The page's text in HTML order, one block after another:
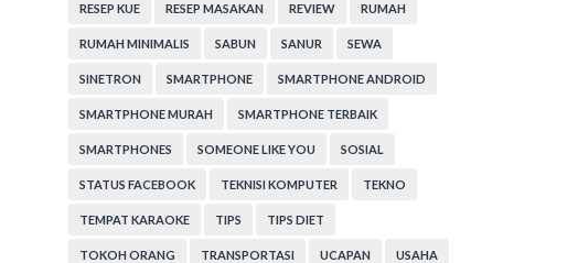
RESEP KUE RESEP MASAKAN REVIEW RUMAH
RUMAH MINIMALIS SABUN SANUR SEWA
SINETRON SMARTPHONE SMARTPHONE ANDROID
SMARTPHONE MURAH SMARTPHONE TERBAIK
SMARTPHONES SOMEONE LIKE YOU SOSIAL
STATUS FACEBOOK TEKNISI KOMPUTER TEKNO
TEMPAT KARAOKE TIPS TIPS DIET
TOKOH ORANG TRANSPORTASI UCAPAN USAHA